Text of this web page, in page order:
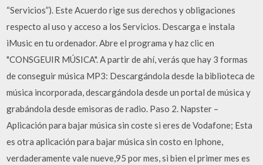
“Servicios”). Este Acuerdo rige sus derechos y obligaciones
respecto al uso y acceso a los Servicios. Descarga e instala
iMusic en tu ordenador. Abre el programa y haz clic en
"CONSGEUIR MÚSICA". A partir de ahí, verás que hay 3 formas
de conseguir música MP3: Descargándola desde la biblioteca de
música incorporada, descargándola desde un portal de música y
grabándola desde emisoras de radio. Paso 2. Napster –
Aplicación para bajar música sin coste si eres de Vodafone; Esta
es otra aplicación para bajar música sin costo en Iphone,
verdaderamente vale nueve,95 por mes, si bien el primer mes es